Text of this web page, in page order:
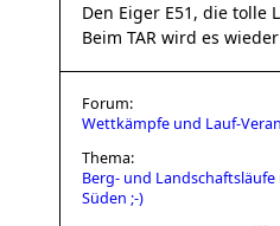
Den Eiger E51, die tolle
Beim TAR wird es
Forum:
Wettkämpfe und Lauf-
Thema:
Berg- und
Süden ;-)